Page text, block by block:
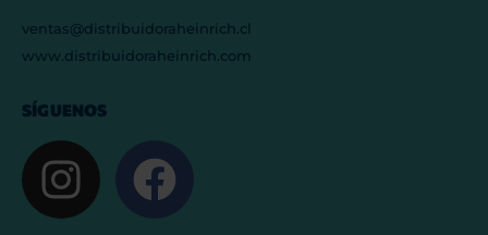
ventas@distribuidoraheinrich.cl
www.distribuidoraheinrich.com
SÍGUENOS